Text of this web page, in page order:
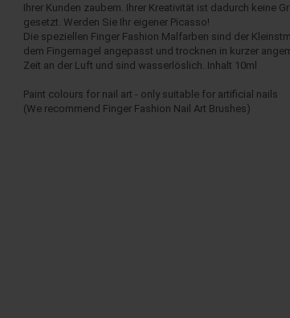
Ihrer Kunden zaubern. Ihrer Kreativität ist dadurch keine
gesetzt. Werden Sie Ihr eigener Picasso!
Die speziellen Finger Fashion Malfarben sind der
dem Fingernagel angepasst und trocknen in kurzer
Zeit an der Luft und sind wasserlöslich. Inhalt 10ml
Paint colours for nail art - only suitable for artificial nails
(We recommend Finger Fashion Nail Art Brushes)